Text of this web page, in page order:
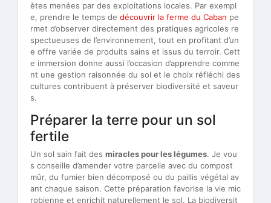
ètes menées par des exploitations locales. Par exempl
e, prendre le temps de découvrir la ferme du Caban pe
rmet d’observer directement des pratiques agricoles re
spectueuses de l’environnement, tout en profitant d’un
e offre variée de produits sains et issus du terroir. Cett
e immersion donne aussi l’occasion d’apprendre comme
nt une gestion raisonnée du sol et le choix réfléchi des
cultures contribuent à préserver biodiversité et saveur
s.
Préparer la terre pour un sol
fertile
Un sol sain fait des miracles pour les légumes. Je vou
s conseille d’amender votre parcelle avec du compost
mûr, du fumier bien décomposé ou du paillis végétal av
ant chaque saison. Cette préparation favorise la vie mic
robienne et enrichit naturellement le sol. La biodiversit